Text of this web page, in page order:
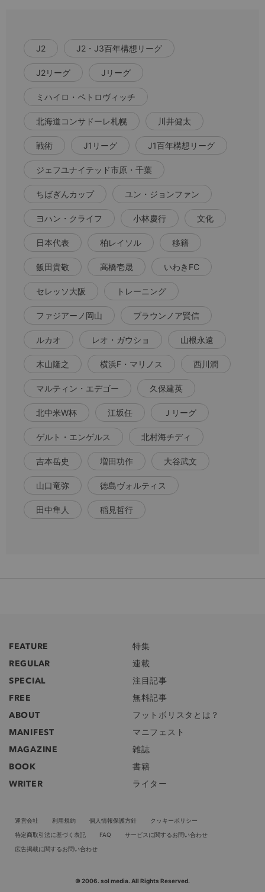
J2 J2・J3百年構想リーグ
J2リーグ Jリーグ
ミハイロ・ペトロヴィッチ
北海道コンサドーレ札幌 川井健太
戦術 J1リーグ J1百年構想リーグ
ジェフユナイテッド市原・千葉
ちばぎんカップ ユン・ジョンファン
ヨハン・クライフ 小林慶行 文化
日本代表 柏レイソル 移籍
飯田貴敬 高橋壱晟 いわきFC
セレッソ大阪 トレーニング
ファジアーノ岡山 ブラウンノア賢信
ルカオ レオ・ガウショ 山根永遠
木山隆之 横浜F・マリノス 西川潤
マルティン・エデゴー 久保建英
北中米W杯 江坂任 Ｊリーグ
ゲルト・エンゲルス 北村海チディ
吉本岳史 増田功作 大谷武文
山口竜弥 徳島ヴォルティス
田中隼人 稲見哲行
FEATURE
特集
REGULAR
連載
SPECIAL
注目記事
FREE
無料記事
ABOUT
フットボリスタとは？
MANIFEST
マニフェスト
MAGAZINE
雑誌
BOOK
書籍
WRITER
ライター
運営会社 利用規約 個人情報保護方針
クッキーポリシー
特定商取引法に基づく表記
FAQ
サービスに関するお問い合わせ
広告掲載に関するお問い合わせ
© 2006. sol media. All Rights Reserved.